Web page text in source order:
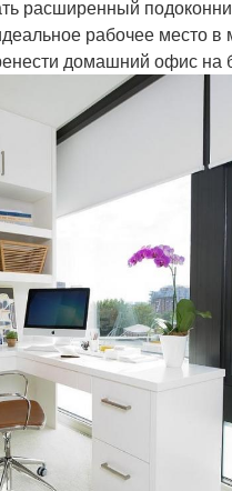
расширенный
рабочее место в
домашний офис на